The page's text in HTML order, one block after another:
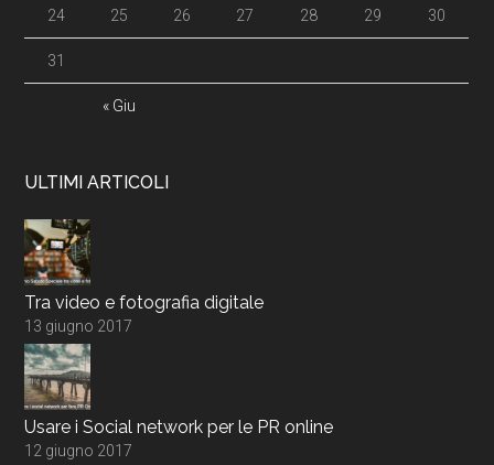
« Giu
24 25 26 27 28 29 30
31
ULTIMI ARTICOLI
Tra video e fotografia digitale
13 giugno 2017
Usare i Social network per le PR online
12 giugno 2017